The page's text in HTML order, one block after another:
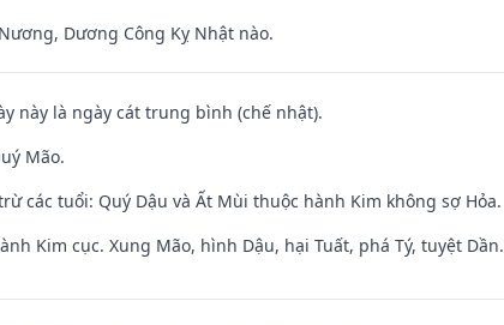
Dương Công Kỵ Nhật nào.
này là ngày cát trung bình (chế nhật).
Mão.
các tuổi: Quý Dậu và Ất Mùi thuộc hành Kim không sợ Hỏa.
Kim cục. Xung Mão, hình Dậu, hại Tuất, phá Tý, tuyệt Dần.